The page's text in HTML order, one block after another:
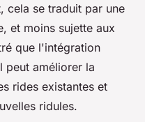
cela se traduit par une
et moins sujette aux
que l'intégration
peut améliorer la
rides existantes et
ridules.